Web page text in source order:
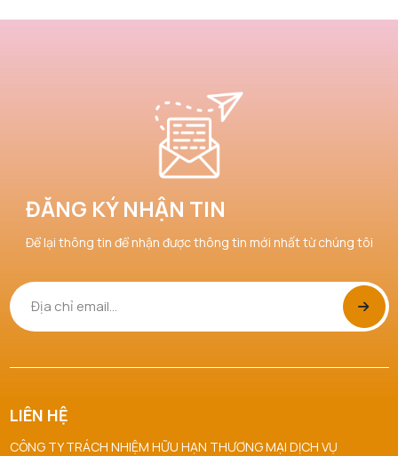
ĐĂNG KÝ NHẬN TIN
Để lại thông tin để nhận được thông tin mới nhất từ chúng tôi
LIÊN HỆ
CÔNG TY TRÁCH NHIỆM HỮU HẠN THƯƠNG MẠI DỊCH VỤ